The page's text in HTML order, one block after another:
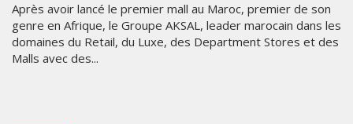
Après avoir lancé le premier mall au Maroc, premier de son
genre en Afrique, le Groupe AKSAL, leader marocain dans les
domaines du Retail, du Luxe, des Department Stores et des
Malls avec des...